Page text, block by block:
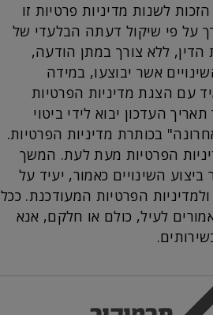
לשנות מדיניות פרטיות זו
על פי שיקול דעתה הבלעדי של
הדין, ללא צורך במתן הודעה,
אשר יבוצעו, במידה
עם הצגת מדיניות הפרטיות
העדכון יבוא לידי ביטוי
בכותרת מדיניות הפרטיות.
הפרטיות מעת לעת. המשך
השינויים כאמור, יעיד על
הפרטיות המעודכנת. ככל
לעיל, כולם או חלקם, אנא